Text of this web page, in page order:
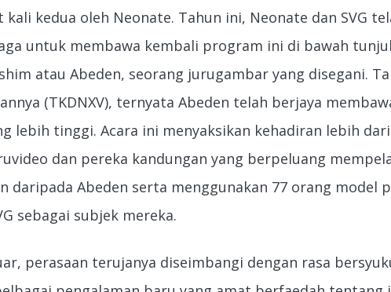
kedua oleh Neonate. Tahun ini, Neonate dan SVG
untuk membawa kembali program ini di bawah
atau Abeden, seorang jurugambar yang disegani.
(TKDNXV), ternyata Abeden telah berjaya
lebih tinggi. Acara ini menyaksikan kehadiran lebih
dan pereka kandungan yang berpeluang
daripada Abeden serta menggunakan 77 orang model
sebagai subjek mereka.
perasaan terujanya diseimbangi dengan rasa